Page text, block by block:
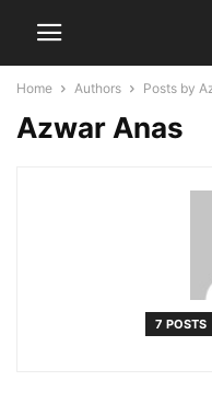
Home Authors Posts by
Azwar Anas
7 POSTS